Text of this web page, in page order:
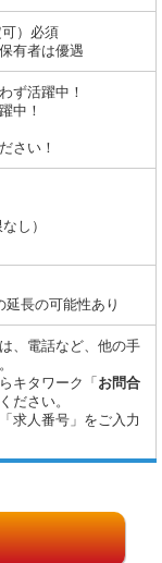
）必須
有者は優遇
ず活躍中！
中！
さい！
し）
長の可能性あり
、電話など、他の手
キタワーク「 お問合
ださい。
求人番号」をご入力